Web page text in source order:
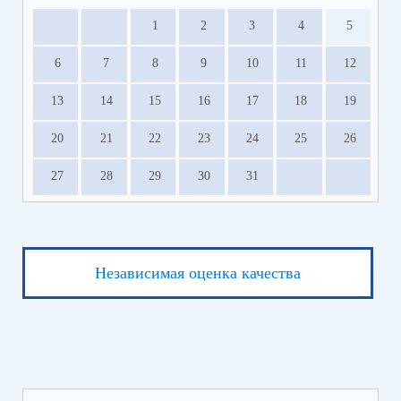
1 2 3 4 5
6 7 8 9 10 11 12
13 14 15 16 17 18 19
20 21 22 23 24 25 26
27 28 29 30 31
Независимая оценка качества